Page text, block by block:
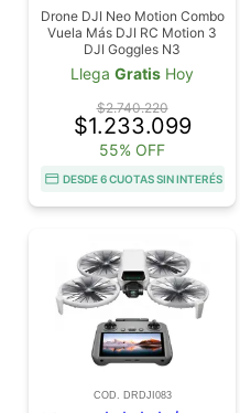
Drone DJI Neo Motion Combo
Vuela Más DJI RC Motion 3
DJI Goggles N3
Llega Gratis Hoy
$2.740.220
$1.233.099
55% OFF
DESDE 6 CUOTAS SIN INTERÉS
COD. DRDJI083